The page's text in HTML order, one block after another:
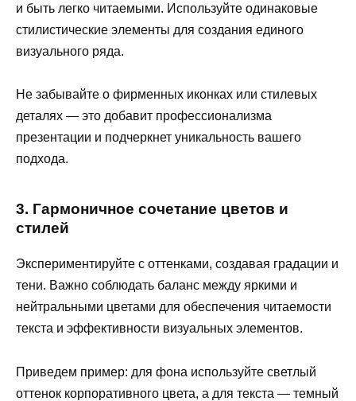
и быть легко читаемыми. Используйте одинаковые
стилистические элементы для создания единого
визуального ряда.
Не забывайте о фирменных иконках или стилевых
деталях — это добавит профессионализма
презентации и подчеркнет уникальность вашего
подхода.
3. Гармоничное сочетание цветов и
стилей
Экспериментируйте с оттенками, создавая градации и
тени. Важно соблюдать баланс между яркими и
нейтральными цветами для обеспечения читаемости
текста и эффективности визуальных элементов.
Приведем пример: для фона используйте светлый
оттенок корпоративного цвета, а для текста — темный